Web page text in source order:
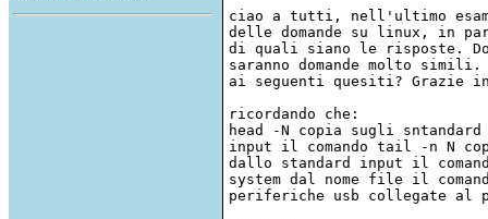
ciao a tutti, nell'ultimo
delle domande su linux, in
di quali siano le risposte.
saranno domande molto
ai seguenti quesiti? Grazie
ricordando che:
head -N copia sugli
input il comando tail -n N
dallo standard input il
system dal nome file il
periferiche usb collegate al